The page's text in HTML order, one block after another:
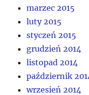
marzec 2015
luty 2015
styczeń 2015
grudzień 2014
listopad 2014
październik
wrzesień 2014